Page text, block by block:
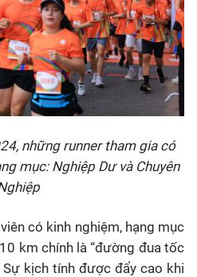
những runner tham gia có
mục: Nghiệp Dư và Chuyên
có kinh nghiệm, hạng mục
km chính là “đường đua tốc
Sự kịch tính được đẩy cao khi